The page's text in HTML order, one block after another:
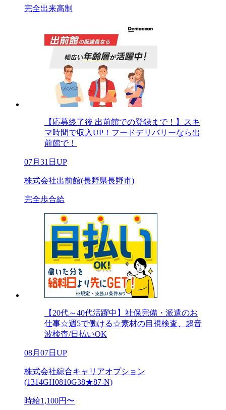
完全出来高制
【応募終了後 出前館での登録まで！】スキ
マ時間で収入UP！フードデリバリーなら出
前館で！
07月31日UP
株式会社出前館(長野県長野市)
完全歩合給
【20代～40代活躍中】社保完備・派遣のお
仕事☆週5で働ける☆素材の目視検査、超音
波検査/日払いOK
08月07日UP
株式会社綜合キャリアオプション
(1314GH0810G38★87-N)
時給1,100円〜